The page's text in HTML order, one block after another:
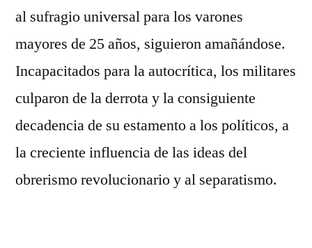
al sufragio universal para los varones
mayores de 25 años, siguieron amañándose.
Incapacitados para la autocrítica, los militares
culparon de la derrota y la consiguiente
decadencia de su estamento a los políticos, a
la creciente influencia de las ideas del
obrerismo revolucionario y al separatismo.